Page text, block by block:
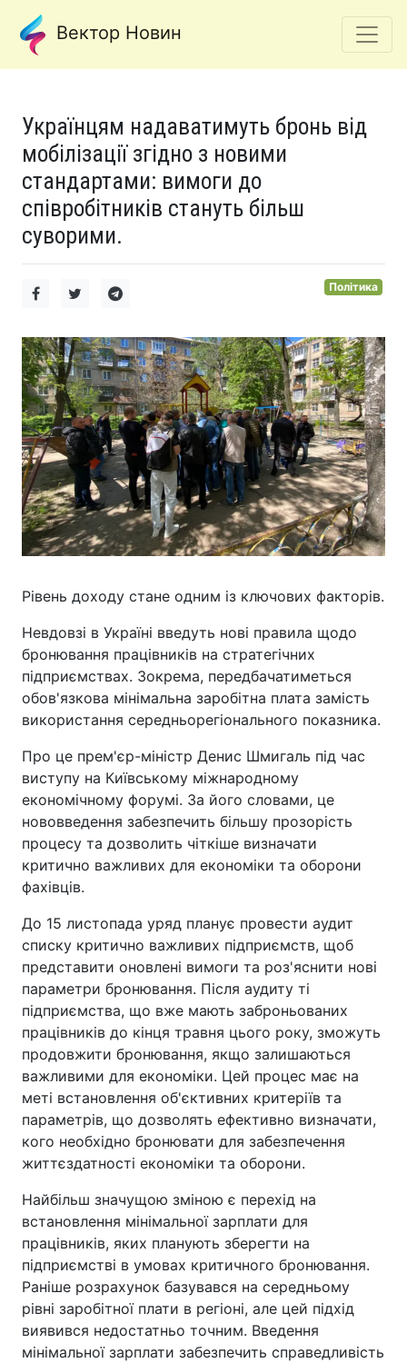
Вектор Новин
Українцям надаватимуть бронь від
мобілізації згідно з новими
стандартами: вимоги до
співробітників стануть більш
суворими.
Політика
Рівень доходу стане одним із ключових факторів.
Невдовзі в Україні введуть нові правила щодо
бронювання працівників на стратегічних
підприємствах. Зокрема, передбачатиметься
обов'язкова мінімальна заробітна плата замість
використання середньорегіонального показника.
Про це прем'єр-міністр Денис Шмигаль під час
виступу на Київському міжнародному
економічному форумі. За його словами, це
нововведення забезпечить більшу прозорість
процесу та дозволить чіткіше визначати
критично важливих для економіки та оборони
фахівців.
До 15 листопада уряд планує провести аудит
списку критично важливих підприємств, щоб
представити оновлені вимоги та роз'яснити нові
параметри бронювання. Після аудиту ті
підприємства, що вже мають заброньованих
працівників до кінця травня цього року, зможуть
продовжити бронювання, якщо залишаються
важливими для економіки. Цей процес має на
меті встановлення об'єктивних критеріїв та
параметрів, що дозволять ефективно визначати,
кого необхідно бронювати для забезпечення
життєздатності економіки та оборони.
Найбільш значущою зміною є перехід на
встановлення мінімальної зарплати для
працівників, яких планують зберегти на
підприємстві в умовах критичного бронювання.
Раніше розрахунок базувався на середньому
рівні заробітної плати в регіоні, але цей підхід
виявився недостатньо точним. Введення
мінімальної зарплати забезпечить справедливість